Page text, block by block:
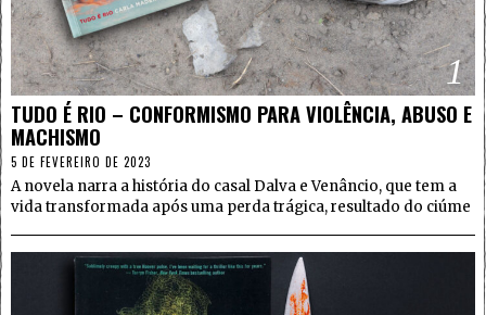
1
TUDO É RIO – CONFORMISMO PARA VIOLÊNCIA, ABUSO E
MACHISMO
5 DE FEVEREIRO DE 2023
A novela narra a história do casal Dalva e Venâncio, que tem a
vida transformada após uma perda trágica, resultado do ciúme